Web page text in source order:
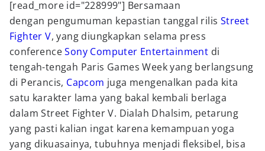
[read_more id="228999"] Bersamaan
dengan pengumuman kepastian tanggal rilis Street
Fighter V, yang diungkapkan selama press
conferenceSony Computer Entertainment di
tengah-tengah Paris Games Week yang berlangsung
di Perancis, Capcom juga mengenalkan pada kita
satu karakter lama yang bakal kembali berlaga
dalam Street Fighter V. Dialah Dhalsim, petarung
yang pasti kalian ingat karena kemampuan yoga
yang dikuasainya, tubuhnya menjadi fleksibel, bisa